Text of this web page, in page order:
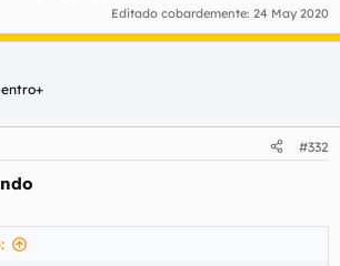
Editado cobardemente: 24 May 2020
#332